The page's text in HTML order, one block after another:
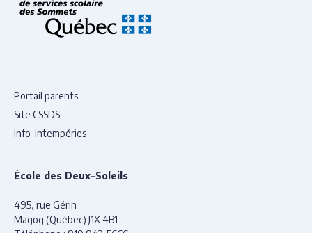
Portail parents
Site CSSDS
Info-intempéries
École des Deux-Soleils
495, rue Gérin
Magog (Québec) J1X 4B1